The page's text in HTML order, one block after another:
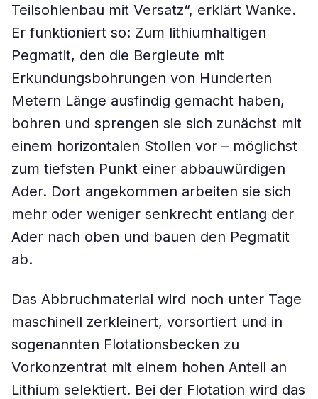
Teilsohlenbau mit Versatz“, erklärt Wanke.
Er funktioniert so: Zum lithiumhaltigen
Pegmatit, den die Bergleute mit
Erkundungsbohrungen von Hunderten
Metern Länge ausfindig gemacht haben,
bohren und sprengen sie sich zunächst mit
einem horizontalen Stollen vor – möglichst
zum tiefsten Punkt einer abbauwürdigen
Ader. Dort angekommen arbeiten sie sich
mehr oder weniger senkrecht entlang der
Ader nach oben und bauen den Pegmatit
ab.
Das Abbruchmaterial wird noch unter Tage
maschinell zerkleinert, vorsortiert und in
sogenannten Flotationsbecken zu
Vorkonzentrat mit einem hohen Anteil an
Lithium selektiert. Bei der Flotation wird das